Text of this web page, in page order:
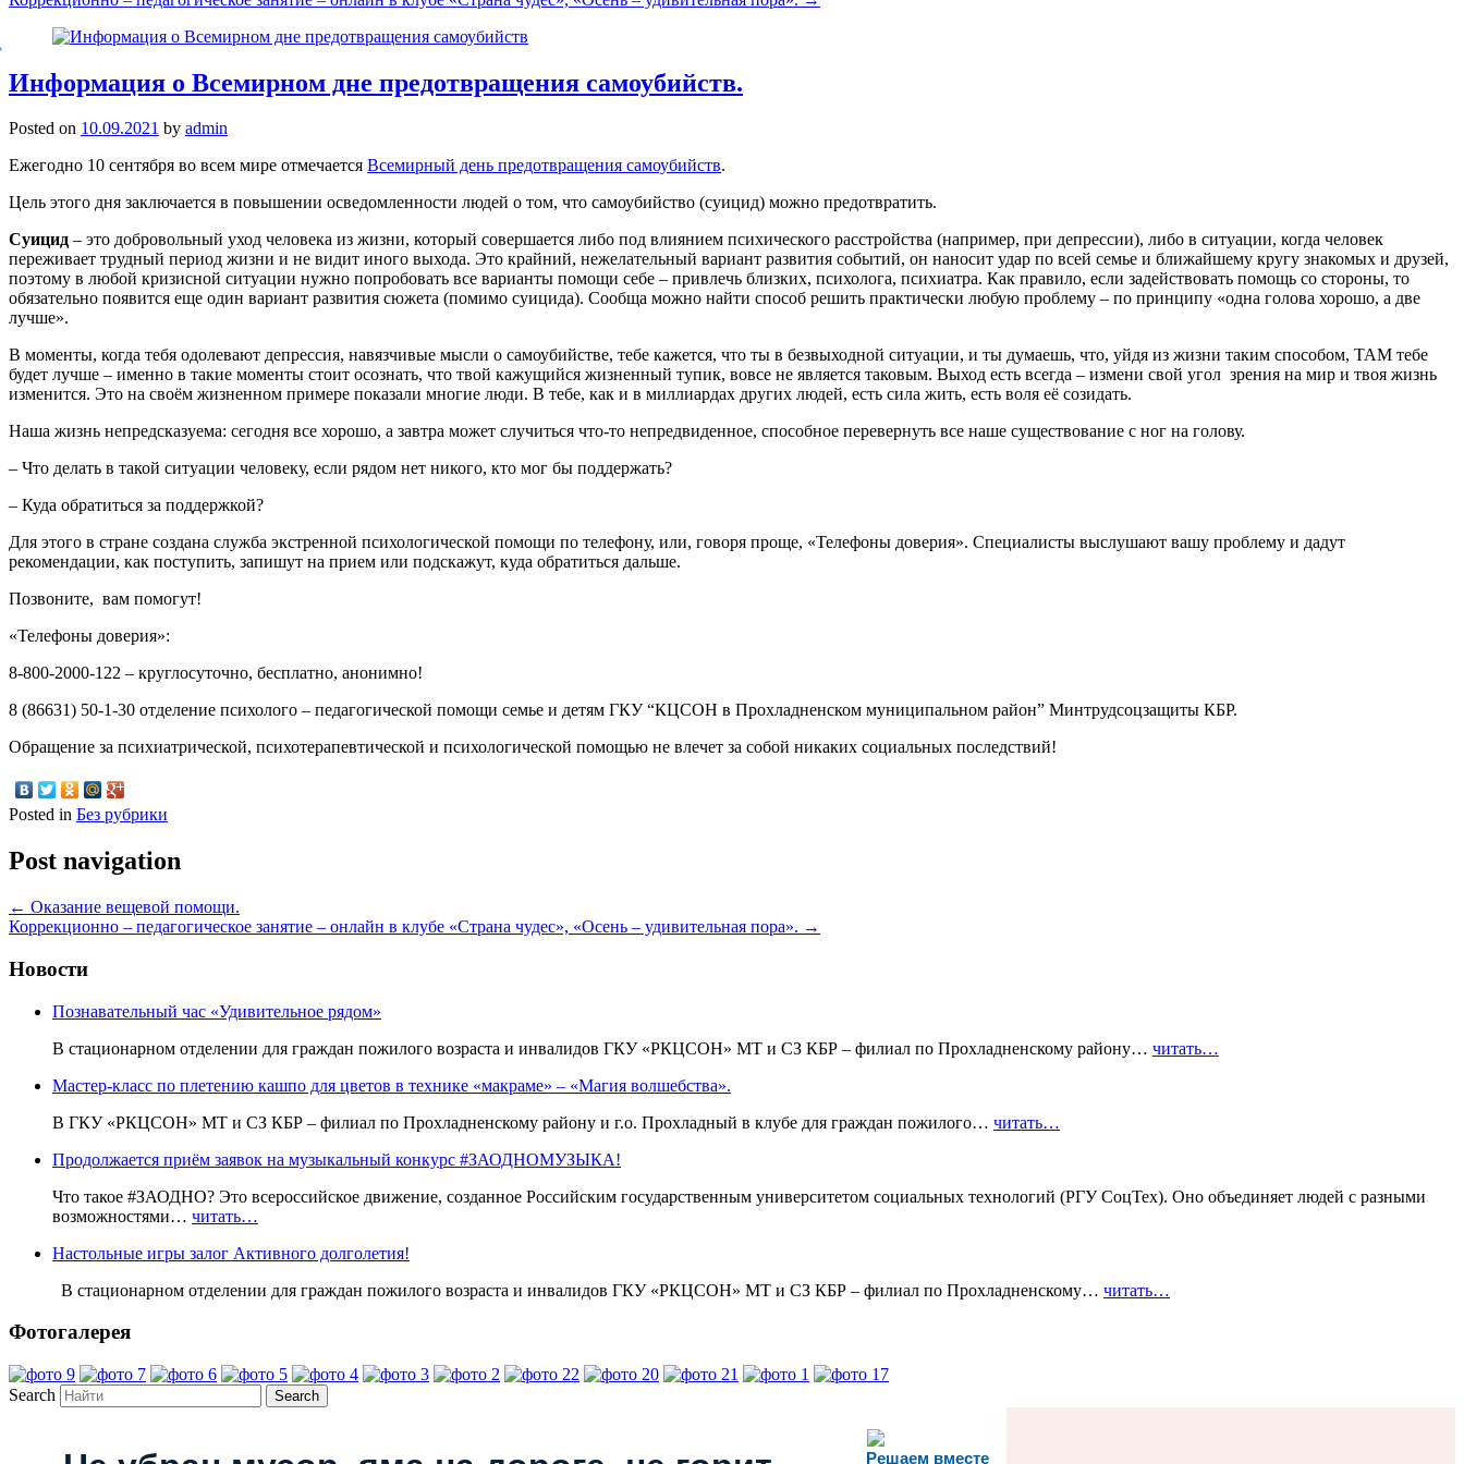
Информация о Всемирном дне предотвращения самоубийств.
Posted on 10.09.2021 by admin
Ежегодно 10 сентября во всем мире отмечается Всемирный день предотвращения самоубийств.
Цель этого дня заключается в повышении осведомленности людей о том, что самоубийство (суицид) можно предотвратить.
Суицид – это добровольный уход человека из жизни, который совершается либо под влиянием психического расстройства (например, при депрессии), либо в ситуации, когда человек
переживает трудный период жизни и не видит иного выхода. Это крайний, нежелательный вариант развития событий, он наносит удар по всей семье и ближайшему кругу знакомых и друзей,
поэтому в любой кризисной ситуации нужно попробовать все варианты помощи себе – привлечь близких, психолога, психиатра. Как правило, если задействовать помощь со стороны, то
обязательно появится еще один вариант развития сюжета (помимо суицида). Сообща можно найти способ решить практически любую проблему – по принципу «одна голова хорошо, а две
лучше».
В моменты, когда тебя одолевают депрессия, навязчивые мысли о самоубийстве, тебе кажется, что ты в безвыходной ситуации, и ты думаешь, что, уйдя из жизни таким способом, ТАМ тебе
будет лучше – именно в такие моменты стоит осознать, что твой кажущийся жизненный тупик, вовсе не является таковым. Выход есть всегда – измени свой угол зрения на мир и твоя жизнь
изменится. Это на своём жизненном примере показали многие люди. В тебе, как и в миллиардах других людей, есть сила жить, есть воля её созидать.
Наша жизнь непредсказуема: сегодня все хорошо, а завтра может случиться что-то непредвиденное, способное перевернуть все наше существование с ног на голову.
– Что делать в такой ситуации человеку, если рядом нет никого, кто мог бы поддержать?
– Куда обратиться за поддержкой?
Для этого в стране создана служба экстренной психологической помощи по телефону, или, говоря проще, «Телефоны доверия». Специалисты выслушают вашу проблему и дадут
рекомендации, как поступить, запишут на прием или подскажут, куда обратиться дальше.
Позвоните, вам помогут!
«Телефоны доверия»:
8-800-2000-122 – круглосуточно, бесплатно, анонимно!
8 (86631) 50-1-30 отделение психолого – педагогической помощи семье и детям ГКУ “КЦСОН в Прохладненском муниципальном район” Минтрудсоцзащиты КБР.
Обращение за психиатрической, психотерапевтической и психологической помощью не влечет за собой никаких социальных последствий!
Posted in Без рубрики
Post navigation
← Оказание вещевой помощи.
Коррекционно – педагогическое занятие – онлайн в клубе «Страна чудес», «Осень – удивительная пора». →
Новости
Познавательный час «Удивительное рядом»
В стационарном отделении для граждан пожилого возраста и инвалидов ГКУ «РКЦСОН» МТ и СЗ КБР – филиал по Прохладненскому району… читать…
Мастер-класс по плетению кашпо для цветов в технике «макраме» – «Магия волшебства».
В ГКУ «РКЦСОН» МТ и СЗ КБР – филиал по Прохладненскому району и г.о. Прохладный в клубе для граждан пожилого… читать…
Продолжается приём заявок на музыкальный конкурс #ЗАОДНОМУЗЫКА!
Что такое #ЗАОДНО? Это всероссийское движение, созданное Российским государственным университетом социальных технологий (РГУ СоцТех). Оно объединяет людей с разными
возможностями… читать…
Настольные игры залог Активного долголетия!
В стационарном отделении для граждан пожилого возраста и инвалидов ГКУ «РКЦСОН» МТ и СЗ КБР – филиал по Прохладненскому… читать…
Фотогалерея
Search
Решаем вместе